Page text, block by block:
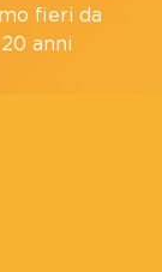
fieri da
anni